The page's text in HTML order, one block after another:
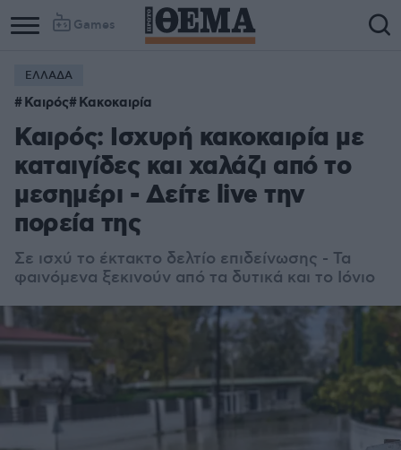
Games
ΕΛΛΑΔΑ
Καιρός Κακοκαιρία
Καιρός: Ισχυρή κακοκαιρία με
καταιγίδες και χαλάζι από το
μεσημέρι - Δείτε live την
πορεία της
Σε ισχύ το έκτακτο δελτίο επιδείνωσης - Τα
φαινόμενα ξεκινούν από τα δυτικά και το Ιόνιο